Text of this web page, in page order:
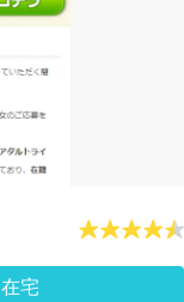
在宅